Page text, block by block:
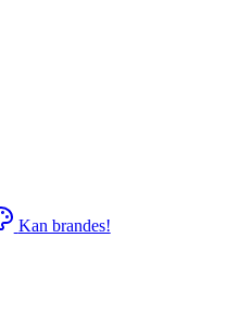
Kan brandes!